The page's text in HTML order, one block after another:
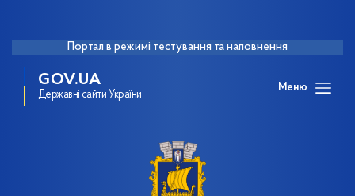
Портал в режимі тестування та наповнення
GOV.UA
Державні сайти України
Меню